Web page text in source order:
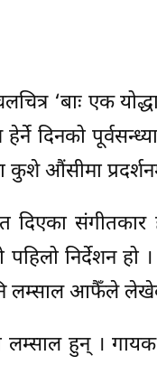
‘बाः एक
दिनको
कुशे औंसीमा
दिएका
निर्देशन हो ।
लम्साल आफैँले
लम्साल हुन् ।